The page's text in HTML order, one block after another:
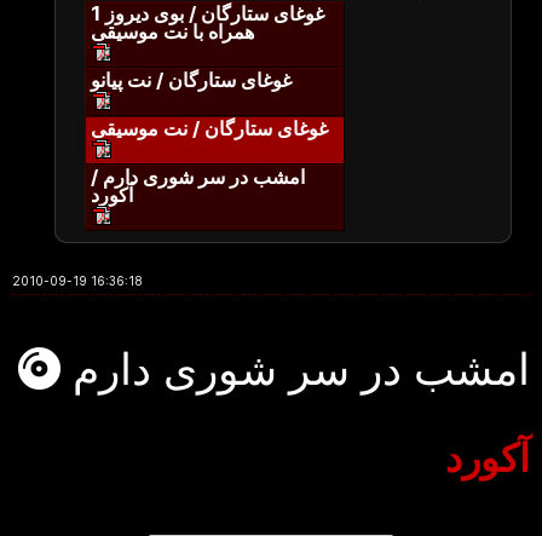
غوغای ستارگان / بوی دیروز 1
همراه با نت موسیقی
غوغای ستارگان / نت پیانو
غوغای ستارگان / نت موسیقی
امشب در سر شوری دارم /
آکورد
2010-09-19 16:36:18
امشب در سر شوری دارم
آکورد